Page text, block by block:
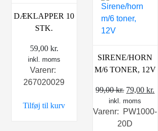
DÆKLAPPER 10
STK.
59,00 kr.
inkl. moms
Varenr:
267020029
Tilføj til kurv
SIRENE/HORN
M/6 TONER, 12V
99,00kr. Den
pris
var:
79,00kr.
inkl. moms
Varenr: PW1000-
20D